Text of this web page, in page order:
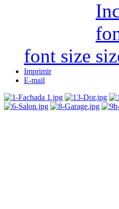
font size
Imprimir
E-mail